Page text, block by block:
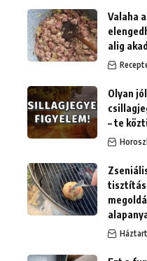
Valaha
alig
Olyan
– te